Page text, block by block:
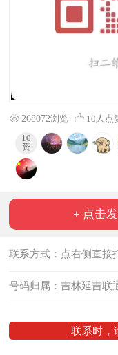
10 人点
268072浏览
10
赞
+ 点击
联系方式：点右侧直接
号码归属：吉林延吉联
联系时